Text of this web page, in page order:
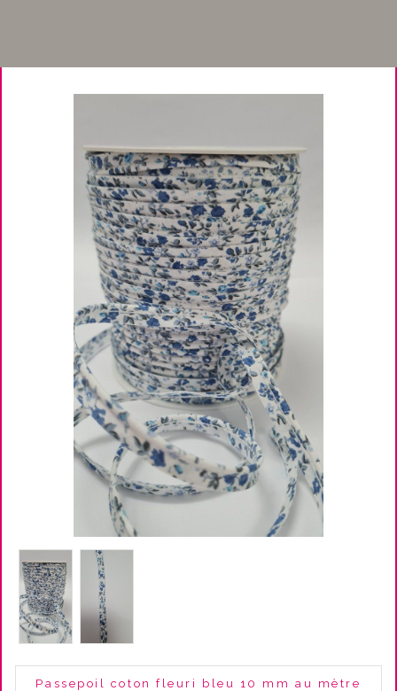
Passepoil coton fleuri bleu 10 mm au mètre